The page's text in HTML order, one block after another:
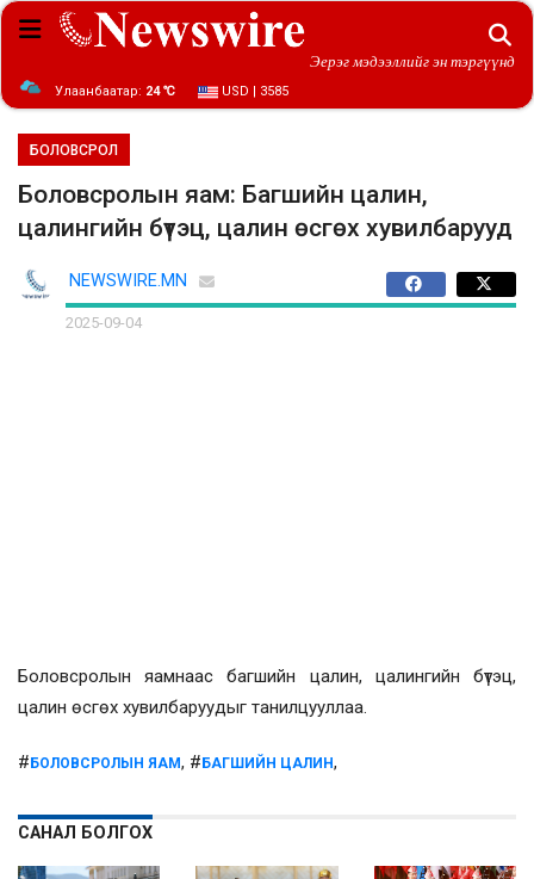
Эерэг мэдээллийг эн тэргүүнд
Улаанбаатар: 24 ℃ USD | 3585
БОЛОВСРОЛ
Боловсролын яам: Багшийн цалин,
цалингийн бүтэц, цалин өсгөх хувилбарууд
NEWSWIRE.MN
2025-09-04
Боловсролын яамнаас багшийн цалин, цалингийн бүтэц,
цалин өсгөх хувилбаруудыг танилцууллаа.
# БОЛОВСРОЛЫН ЯАМ, # БАГШИЙН ЦАЛИН,
САНАЛ БОЛГОХ